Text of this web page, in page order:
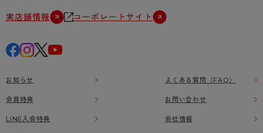
実店舗情報 コーポレートサイト
お知らせ
会員特典
LINE入会特典
よくある質問（FAQ）
お問い合わせ
会社情報